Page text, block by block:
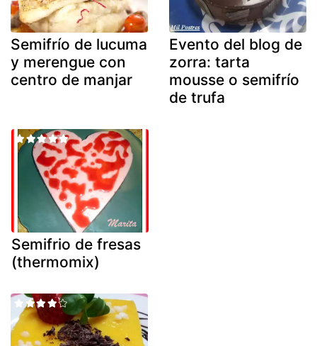
Semifrío de lucuma
y merengue con
centro de manjar
Evento del blog de
zorra: tarta
mousse o semifrío
de trufa
Semifrio de fresas
(thermomix)